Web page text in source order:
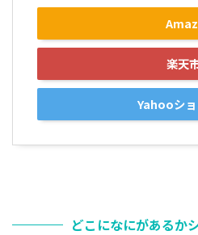
楽天
Yahooシ
どこになにがあるか